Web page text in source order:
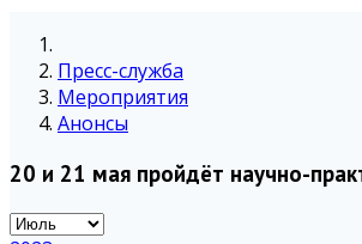
Пресс-служба
Мероприятия
Анонсы
20 и 21 мая пройдёт научно-